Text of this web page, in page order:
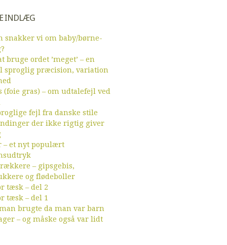
INDLÆG
snakker vi om baby/børne-
bruge ordet ’meget’ – en
sproglig præcision, variation
(foie gras) – om udtalefejl ved
fejl fra danske stile
der ikke rigtig giver
– et nyt populært
– gipsgebis,
og flødeboller
tæsk – del 2
tæsk – del 1
brugte da man var barn
– og måske også var lidt